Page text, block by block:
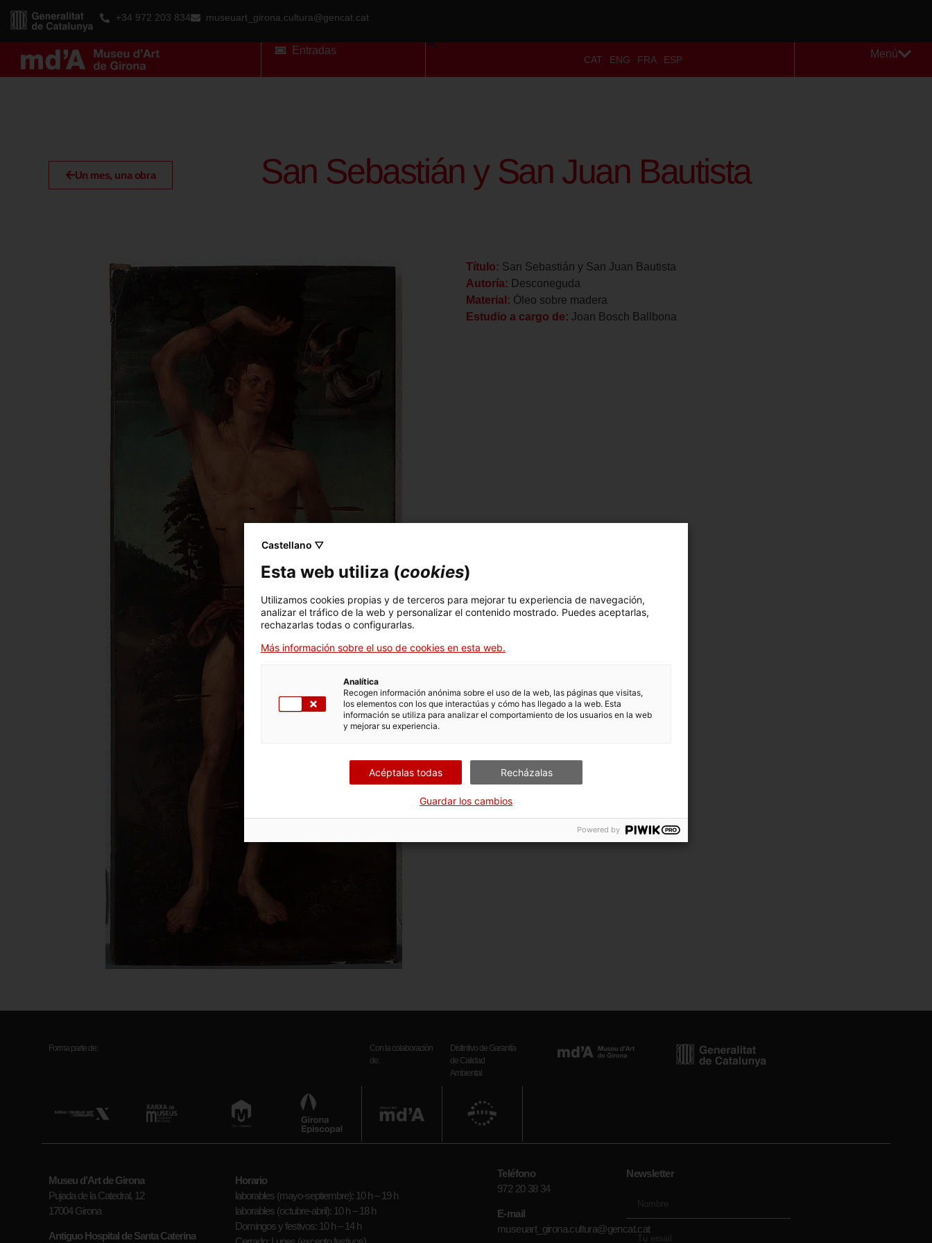
+34 972 203 834 museuart_girona.cultura@gencat.cat
Entradas
CAT ENG FRA ESP
Menú
Un mes, una obra San Sebastián y San Juan Bautista
Título: San Sebastián y San Juan Bautista
Autoría: Desconeguda
Material: Óleo sobre madera
Estudio a cargo de: Joan Bosch Ballbona
Forma parte de:
Con la colaboración
de:
Distintivo de Garantía
de Calidad
Ambiental
Museu d’Art de Girona
Pujada de la Catedral, 12
17004 Girona
Antiguo Hospital de Santa Caterina
Horario
laborables (mayo-septiembre): 10 h – 19 h
laborables (octubre-abril): 10 h – 18 h
Domingos y festivos: 10 h – 14 h
Teléfono
972 20 38 34
E-mail
museuart_girona.cultura@gencat.cat
Newsletter
Castellano ▽
Esta web utiliza (cookies)
Utilizamos cookies propias y de terceros para mejorar tu experiencia de navegación,
analizar el tráfico de la web y personalizar el contenido mostrado. Puedes aceptarlas,
rechazarlas todas o configurarlas.
Más información sobre el uso de cookies en esta web.
Analítica
Recogen información anónima sobre el uso de la web, las páginas que visitas,
los elementos con los que interactúas y cómo has llegado a la web. Esta
información se utiliza para analizar el comportamiento de los usuarios en la web
y mejorar su experiencia.
Acéptalas todas Recházalas
Guardar los cambios
Powered by